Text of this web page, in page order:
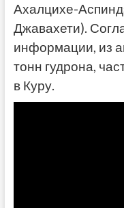
Ахалцихе-
Джавахети).
информации, из
тонн гудрона,
в Куру.